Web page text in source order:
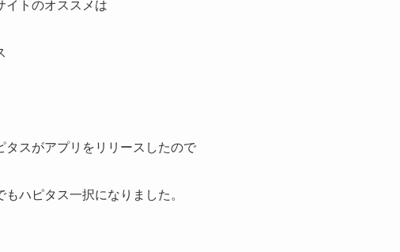
イトのオススメは
タスがアプリをリリースしたので
ハピタス一択になりました。